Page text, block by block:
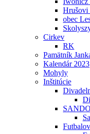
Hrušovi
obec
Cirkev
RK
Pamätník
Kalendár 2023
Mohyly
Inštitúcie